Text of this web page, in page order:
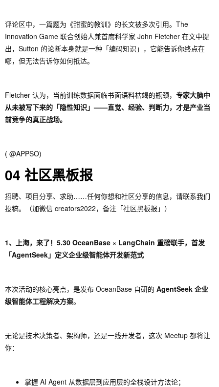
评论区中，一篇题为《甜蜜的教训》的长文被多次引用。The
Innovation Game 联合创始人兼首席科学家 John Fletcher 在文中提
出，Sutton 的论断本身就是一种「编码知识」，它能告诉你终点在
哪，但无法告诉你如何抵达。
Fletcher 认为，当前训练数据面临书面语料枯竭的瓶颈， 专家大脑中
从未被写下来的「隐性知识」——直觉、经验、判断力，才是产业当
前竞争的真正战场。
( @APPSO)
04 社区黑板报
招聘、项目分享、求助……任何你想和社区分享的信息，请联系我们
投稿。（加微信 creators2022，备注「社区黑板报」）
1、上海，来了！5.30 OceanBase × LangChain 重磅联手，首发
「AgentSeek」定义企业级智能体开发新范式
本次活动的核心亮点，是发布 OceanBase 自研的 AgentSeek 企业
级智能体工程解决方案。
无论是技术决策者、架构师，还是一线开发者，这次 Meetup 都将让
你：
掌握 AI Agent 从数据层到应用层的全栈设计方法论；